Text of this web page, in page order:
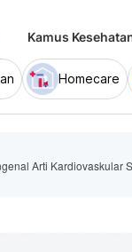
Kamus
Homecare
Arti Kardiovaskular